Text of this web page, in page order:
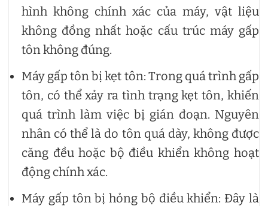
hình không chính xác của máy, vật liệu
không đồng nhất hoặc cấu trúc máy gấp
tôn không đúng.
Máy gấp tôn bị kẹt tôn: Trong quá trình gấp
tôn, có thể xảy ra tình trạng kẹt tôn, khiến
quá trình làm việc bị gián đoạn. Nguyên
nhân có thể là do tôn quá dày, không được
căng đều hoặc bộ điều khiển không hoạt
động chính xác.
Máy gấp tôn bị hỏng bộ điều khiển: Đây là